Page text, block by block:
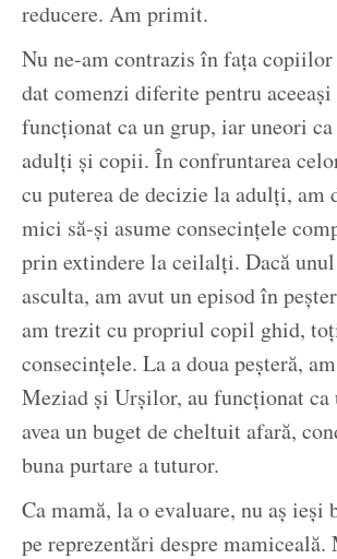
reducere. Am primit.
Nu ne-am contrazis în fața
dat comenzi diferite pentru
funcționat ca un grup, iar uneori
adulți și copii. În confruntarea
cu puterea de decizie la adulți, am
mici să-și asume consecințele
prin extindere la ceilalți. Dacă
asculta, am avut un episod în
am trezit cu propriul copil ghid,
consecințele. La a doua peșteră,
Meziad și Urșilor, au funcționat ca
avea un buget de cheltuit afară,
buna purtare a tuturor.
Ca mamă, la o evaluare, nu aș ieși
pe reprezentări despre